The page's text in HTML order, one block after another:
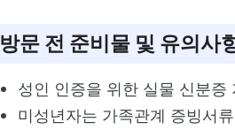
방문 전 준비물 및 유의사
성인 인증을 위한 실물 신분증
미성년자는 가족관계 증빙서